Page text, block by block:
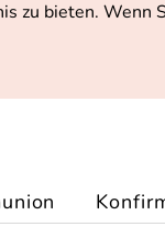
zu bieten.